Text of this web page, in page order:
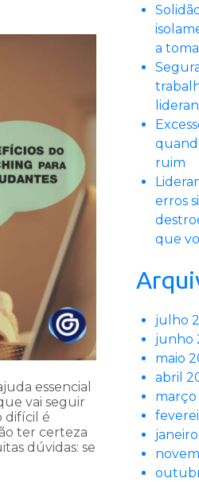
essencial
vai seguir
difícil é
ter certeza
dúvidas: se
a
ruim
erros
que
julho
junho
maio
abril
março